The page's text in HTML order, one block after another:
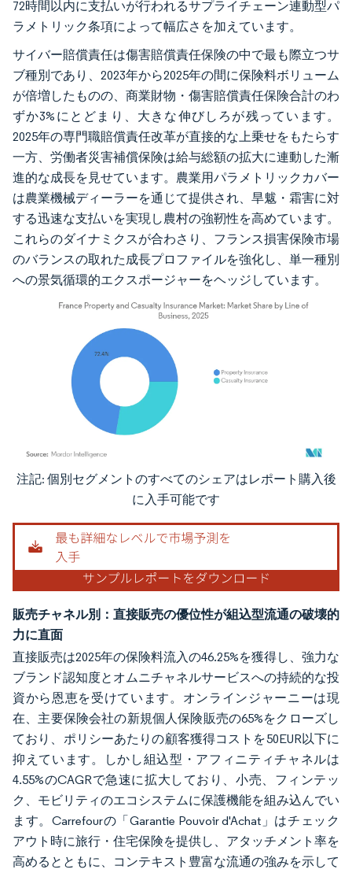
72時間以内に支払いが行われるサプライチェーン連動型パ
ラメトリック条項によって幅広さを加えています。
サイバー賠償責任は傷害賠償責任保険の中で最も際立つサ
ブ種別であり、2023年から2025年の間に保険料ボリューム
が倍増したものの、商業財物・傷害賠償責任保険合計のわ
ずか3%にとどまり、大きな伸びしろが残っています。
2025年の専門職賠償責任改革が直接的な上乗せをもたらす
一方、労働者災害補償保険は給与総額の拡大に連動した漸
進的な成長を見せています。農業用パラメトリックカバー
は農業機械ディーラーを通じて提供され、旱魃・霜害に対
する迅速な支払いを実現し農村の強靭性を高めています。
これらのダイナミクスが合わさり、フランス損害保険市場
のバランスの取れた成長プロファイルを強化し、単一種別
への景気循環的エクスポージャーをヘッジしています。
画像 © Mordor Intelligence。再利用にはCC BY 4.0の表示が必要です。
注記: 個別セグメントのすべてのシェアはレポート購入後
に入手可能です
販売チャネル別：直接販売の優位性が組込型流通の破壊的
力に直面
直接販売は2025年の保険料流入の46.25%を獲得し、強力な
ブランド認知度とオムニチャネルサービスへの持続的な投
資から恩恵を受けています。オンラインジャーニーは現
在、主要保険会社の新規個人保険販売の65%をクローズし
ており、ポリシーあたりの顧客獲得コストを50EUR以下に
抑えています。しかし組込型・アフィニティチャネルは
4.55%のCAGRで急速に拡大しており、小売、フィンテッ
ク、モビリティのエコシステムに保護機能を組み込んでい
ます。Carrefourの「Garantie Pouvoir d'Achat」はチェック
アウト時に旅行・住宅保険を提供し、アタッチメント率を
高めるとともに、コンテキスト豊富な流通の強みを示して